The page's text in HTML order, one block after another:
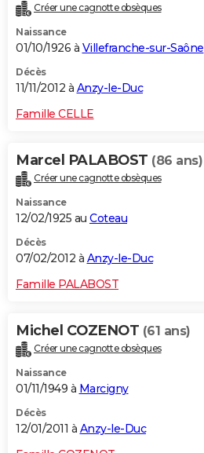
Créer une cagnotte obsèques
Naissance
01/10/1926 à Villefranche-sur-Saône
Décès
11/11/2012 à Anzy-le-Duc
Famille CELLE
Marcel PALABOST (86 ans)
Créer une cagnotte obsèques
Naissance
12/02/1925 au Coteau
Décès
07/02/2012 à Anzy-le-Duc
Famille PALABOST
Michel COZENOT (61 ans)
Créer une cagnotte obsèques
Naissance
01/11/1949 à Marcigny
Décès
12/01/2011 à Anzy-le-Duc